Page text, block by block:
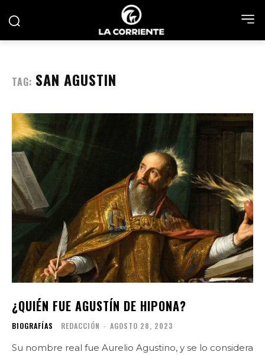
TAG: SAN AGUSTIN
¿QUIÉN FUE AGUSTÍN DE HIPONA?
BIOGRAFÍAS REDACCIÓN - AGOSTO 28, 2023
Su nombre real fue Aurelio Agustino, y se lo considera